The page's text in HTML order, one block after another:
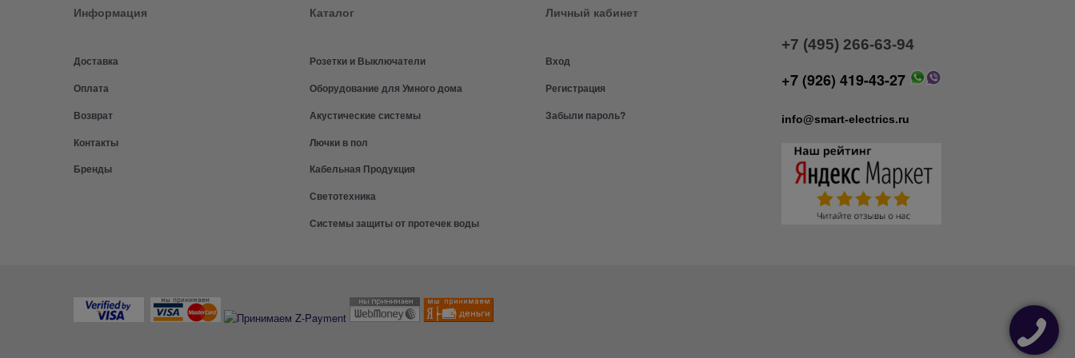
Информация
Доставка
Оплата
Возврат
Контакты
Бренды
Каталог
Розетки и Выключатели
Оборудование для Умного дома
Акустические системы
Лючки в пол
Кабельная Продукция
Светотехника
Системы защиты от протечек воды
Личный кабинет
Вход
Регистрация
Забыли пароль?
+7 (495) 266-63-94
+7 (926) 419-43-27
info@smart-electrics.ru